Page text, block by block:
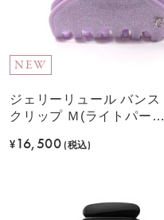
NEW
ジェリーリュール バンス
クリップ Ｍ(ライトパープ
¥ 16,500(税込)